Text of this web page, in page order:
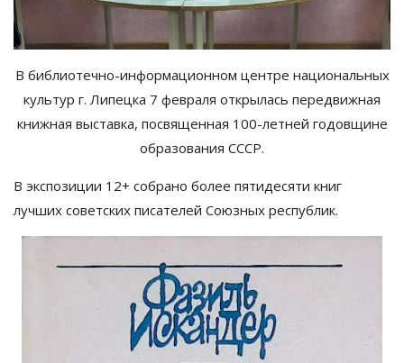
В библиотечно-информационном центре национальных
культур г. Липецка 7 февраля открылась передвижная
книжная выставка, посвященная 100-летней годовщине
образования СССР.
В экспозиции 12+ собрано более пятидесяти книг
лучших советских писателей Союзных республик.